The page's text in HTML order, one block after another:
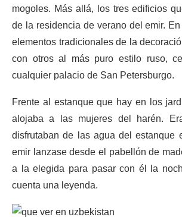
mogoles. Más allá, los tres edificios
de la residencia de verano del emir.
elementos tradicionales de la
con otros al más puro estilo ruso,
cualquier palacio de San Petersburgo.
Frente al estanque que hay en los
alojaba a las mujeres del harén.
disfrutaban de las agua del estanque
emir lanzase desde el pabellón de
a la elegida para pasar con él la
cuenta una leyenda.